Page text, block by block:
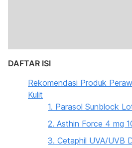
DAFTAR ISI
Rekomendasi Produk
Kulit
1. Parasol Sunblock
2. Asthin Force 4 mg
3. Cetaphil UVA/UVB